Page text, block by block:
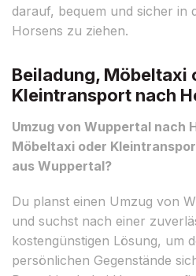
darauf, bequem und sicher in
Horsens zu ziehen.
Beiladung, Möbeltaxi
Kleintransport nach
Umzug von Wuppertal nach
Möbeltaxi oder
aus Wuppertal?
Du planst einen Umzug von
und suchst nach einer
kostengünstigen Lösung, um
persönlichen Gegenstände